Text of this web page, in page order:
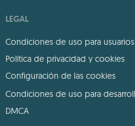
LEGAL
Condiciones de uso para usuarios
Política de privacidad y cookies
Configuración de las cookies
Condiciones de uso para
DMCA